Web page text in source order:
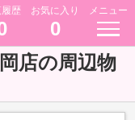
履歴 お気に入り
0
メニュー
店の周辺物